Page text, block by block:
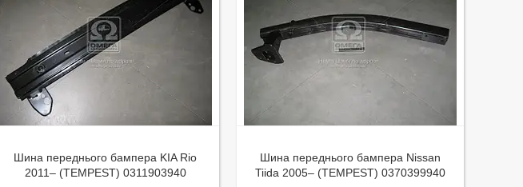
Шина переднього бампера KIA Rio
2011– (TEMPEST) 0311903940
Шина переднього бампера Nissan
Tiida 2005– (TEMPEST) 0370399940